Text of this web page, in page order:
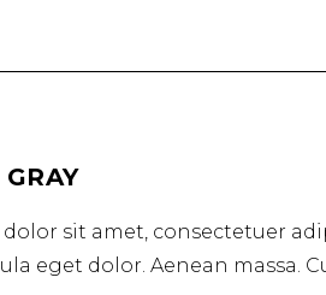
sit amet, consectetuer
eget dolor. Aenean massa.